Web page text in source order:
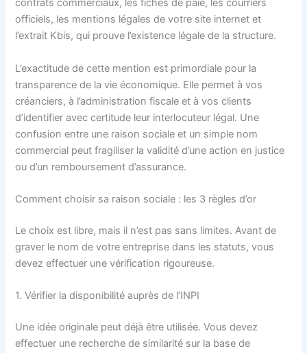
contrats commerciaux, les fiches de paie, les courriers
officiels, les mentions légales de votre site internet et
l’extrait Kbis, qui prouve l’existence légale de la structure.
L’exactitude de cette mention est primordiale pour la
transparence de la vie économique. Elle permet à vos
créanciers, à l’administration fiscale et à vos clients
d’identifier avec certitude leur interlocuteur légal. Une
confusion entre une raison sociale et un simple nom
commercial peut fragiliser la validité d’une action en justice
ou d’un remboursement d’assurance.
Comment choisir sa raison sociale : les 3 règles d’or
Le choix est libre, mais il n’est pas sans limites. Avant de
graver le nom de votre entreprise dans les statuts, vous
devez effectuer une vérification rigoureuse.
1. Vérifier la disponibilité auprès de l’INPI
Une idée originale peut déjà être utilisée. Vous devez
effectuer une recherche de similarité sur la base de